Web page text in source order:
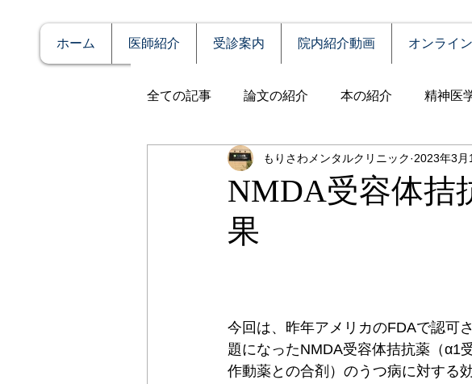
ホーム 医師紹介 受診案内 院内紹介動画 オンライ
全ての記事 論文の紹介 本の紹介 精神医
症例報告 発達障害 自殺
アルコール依存（乱用）
PTSD（心的外傷後ストレス障害） 睡眠障害
NMDA受容体拮
果
もりさわメンタルクリニック 2023年3月
今回は、昨年アメリカのFDAで認可
題になったNMDA受容体拮抗薬（α1
作動薬との合剤）のうつ病に対する